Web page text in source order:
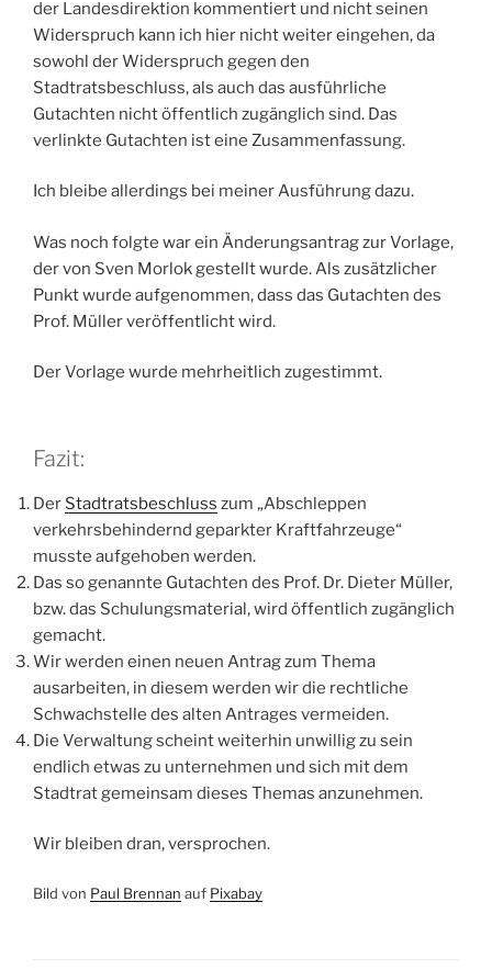
der Landesdirektion kommentiert und nicht seinen
Widerspruch kann ich hier nicht weiter eingehen, da
sowohl der Widerspruch gegen den
Stadtratsbeschluss, als auch das ausführliche
Gutachten nicht öffentlich zugänglich sind. Das
verlinkte Gutachten ist eine Zusammenfassung.
Ich bleibe allerdings bei meiner Ausführung dazu.
Was noch folgte war ein Änderungsantrag zur Vorlage,
der von Sven Morlok gestellt wurde. Als zusätzlicher
Punkt wurde aufgenommen, dass das Gutachten des
Prof. Müller veröffentlicht wird.
Der Vorlage wurde mehrheitlich zugestimmt.
Fazit:
Der Stadtratsbeschluss zum „Abschleppen
verkehrsbehindernd geparkter Kraftfahrzeuge“
musste aufgehoben werden.
Das so genannte Gutachten des Prof. Dr. Dieter Müller,
bzw. das Schulungsmaterial, wird öffentlich zugänglich
gemacht.
Wir werden einen neuen Antrag zum Thema
ausarbeiten, in diesem werden wir die rechtliche
Schwachstelle des alten Antrages vermeiden.
Die Verwaltung scheint weiterhin unwillig zu sein
endlich etwas zu unternehmen und sich mit dem
Stadtrat gemeinsam dieses Themas anzunehmen.
Wir bleiben dran, versprochen.
Bild von Paul Brennan auf Pixabay